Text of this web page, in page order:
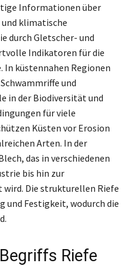
Informationen über
klimatische
durch Gletscher- und
Indikatoren für die
In küstennahen Regionen
und
in der Biodiversität und
für viele
Küsten vor Erosion
Arten. In der
das in verschiedenen
bis hin zur
Die strukturellen Riefe
und Festigkeit, wodurch die
Riefe